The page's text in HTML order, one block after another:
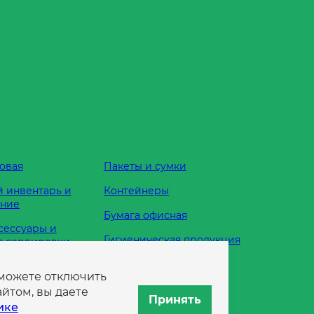
инвентарь и
и
сервировки
Пакеты и сумки
Контейнеры
Бумага офисная
Гигиеническая продукция
отключить
вы даете
Принять